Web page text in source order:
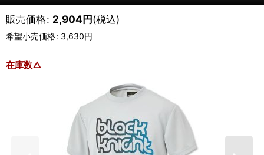
販売価格: 2,904円(税込)
希望小売価格: 3,630円
在庫数△